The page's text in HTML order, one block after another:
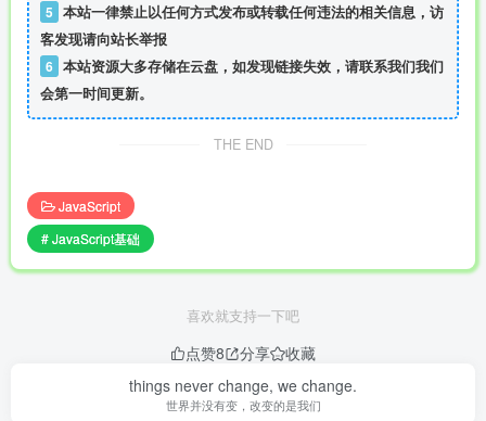
5 本站一律禁止以任何方式发布或转载任何违法的相关信息，访
客发现请向站长举报
6 本站资源大多存储在云盘，如发现链接失效，请联系我们我们
会第一时间更新。
THE END
JavaScript
# JavaScript基础
喜欢就支持一下吧
点赞8 分享
收藏
things never change, we change.
世界并没有变，改变的是我们